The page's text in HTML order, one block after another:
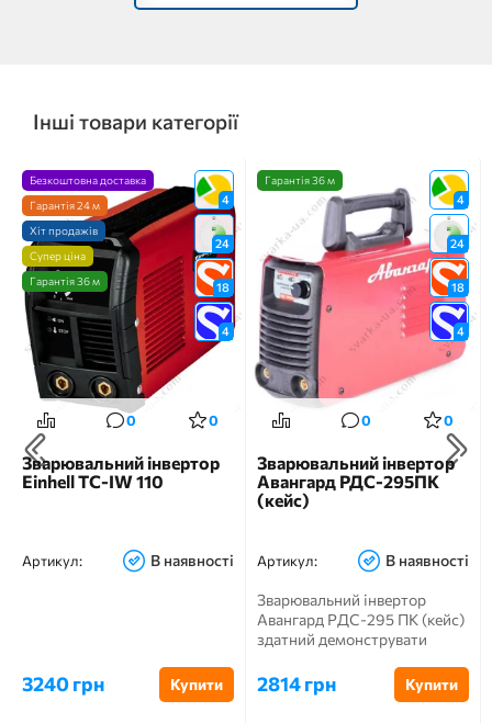
Інші товари категорії
4
24
18
4
Безкоштовна доставка
Гарантія 24 м
Хіт продажів
Супер ціна
Гарантія 36 м
0 0
Зварювальний інвертор
Einhell TC-IW 110
Артикул: В наявності
3240 грн Купити
4
24
18
4
Гарантія 36 м
0 0
Зварювальний інвертор
Авангард РДС-295ПК
(кейс)
Артикул: В наявності
Зварювальний інвертор
Авангард РДС-295 ПК (кейс)
здатний демонструвати
2814 грн Купити